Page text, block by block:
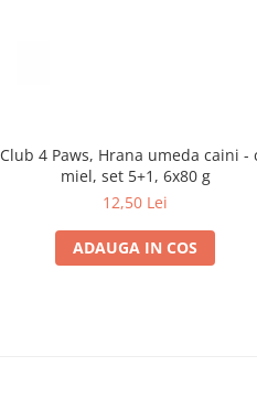
Club 4 Paws, Hrana umeda caini -
miel, set 5+1, 6x80 g
12,50 Lei
ADAUGA IN COS